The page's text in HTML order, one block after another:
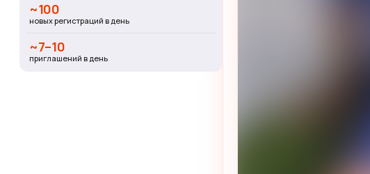
~100
новых регистраций в день
~7–10
приглашений в день